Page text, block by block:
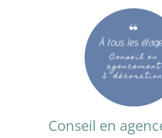
Conseil en